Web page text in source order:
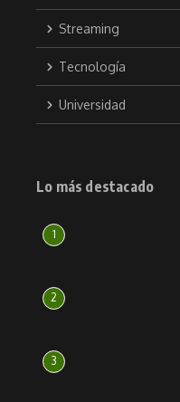
Streaming
Tecnología
Universidad
Lo más destacado
1
2
3